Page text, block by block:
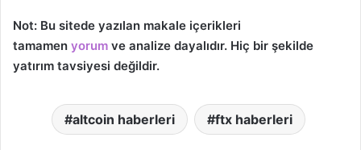
Not: Bu sitede yazılan makale içerikleri
tamamen yorum ve analize dayalıdır. Hiç bir şekilde
yatırım tavsiyesi değildir.
altcoin haberleri ftx haberleri